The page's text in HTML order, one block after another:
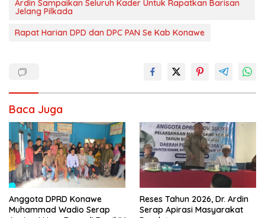
Ardin Sampaikan Seluruh Kader Untuk Rapatkan Barisan
Jelang Pilkada
Rapat Harian DPD dan DPC PAN Se Kab Konawe
Baca Juga
Anggota DPRD Konawe
Muhammad Wadio Serap
Reses Tahun 2026, Dr. Ardin
Serap Apirasi Masyarakat